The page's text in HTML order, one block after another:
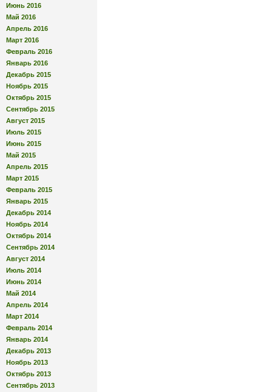
Июнь 2016
Май 2016
Апрель 2016
Март 2016
Февраль 2016
Январь 2016
Декабрь 2015
Ноябрь 2015
Октябрь 2015
Сентябрь 2015
Август 2015
Июль 2015
Июнь 2015
Май 2015
Апрель 2015
Март 2015
Февраль 2015
Январь 2015
Декабрь 2014
Ноябрь 2014
Октябрь 2014
Сентябрь 2014
Август 2014
Июль 2014
Июнь 2014
Май 2014
Апрель 2014
Март 2014
Февраль 2014
Январь 2014
Декабрь 2013
Ноябрь 2013
Октябрь 2013
Сентябрь 2013